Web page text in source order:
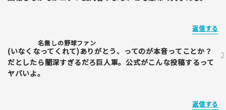
返信する
名無しの野球ファン
(いなくなってくれて)ありがとう、ってのが本音ってことか？
だとしたら闇深すぎるだろ巨人軍。公式がこんな投稿するって
ヤバいよ。
返信する